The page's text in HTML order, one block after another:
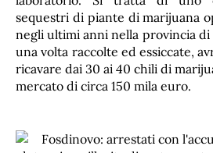
sequestri di piante di marijuana
negli ultimi anni nella provincia di
una volta raccolte ed essiccate,
ricavare dai 30 ai 40 chili di
mercato di circa 150 mila euro.